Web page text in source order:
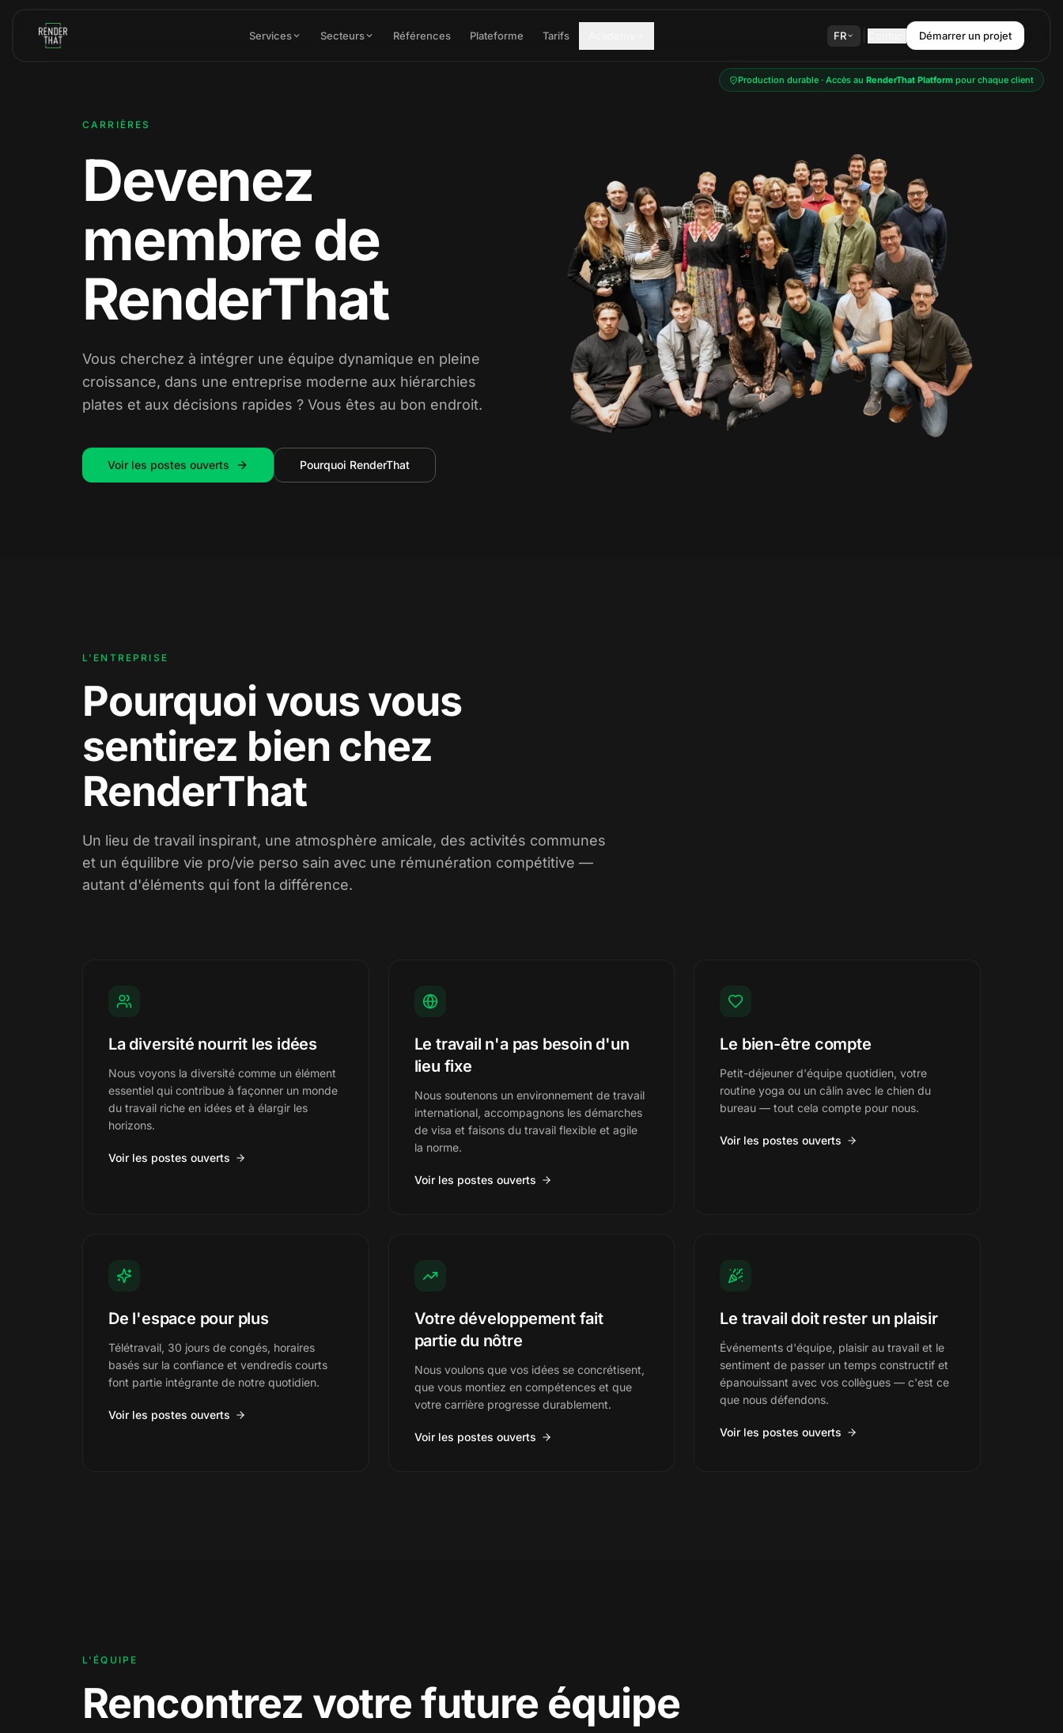
Services Secteurs Références Plateforme Tarifs FR Démarrer un projet
Production durable · Accès au RenderThat Platform pour chaque client
CARRIÈRES
Devenez
membre de
RenderThat
Vous cherchez à intégrer une équipe dynamique en pleine
croissance, dans une entreprise moderne aux hiérarchies
plates et aux décisions rapides ? Vous êtes au bon endroit.
Voir les postes ouverts Pourquoi RenderThat
L'ENTREPRISE
Pourquoi vous vous
sentirez bien chez
RenderThat
Un lieu de travail inspirant, une atmosphère amicale, des activités communes
et un équilibre vie pro/vie perso sain avec une rémunération compétitive —
autant d'éléments qui font la différence.
La diversité nourrit les idées
Nous voyons la diversité comme un élément
essentiel qui contribue à façonner un monde
du travail riche en idées et à élargir les
horizons.
Voir les postes ouverts
Le travail n'a pas besoin d'un
lieu fixe
Nous soutenons un environnement de travail
international, accompagnons les démarches
de visa et faisons du travail flexible et agile
la norme.
Voir les postes ouverts
Le bien-être compte
Petit-déjeuner d'équipe quotidien, votre
routine yoga ou un câlin avec le chien du
bureau — tout cela compte pour nous.
Voir les postes ouverts
De l'espace pour plus
Télétravail, 30 jours de congés, horaires
basés sur la confiance et vendredis courts
font partie intégrante de notre quotidien.
Voir les postes ouverts
Votre développement fait
partie du nôtre
Nous voulons que vos idées se concrétisent,
que vous montiez en compétences et que
votre carrière progresse durablement.
Voir les postes ouverts
Le travail doit rester un plaisir
Événements d'équipe, plaisir au travail et le
sentiment de passer un temps constructif et
épanouissant avec vos collègues — c'est ce
que nous défendons.
Voir les postes ouverts
L'ÉQUIPE
Rencontrez votre future équipe